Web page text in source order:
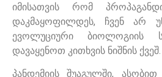
იმისათვის რომ
დაკმაყოფილდეს, ჩვენ არ
ევოლუციური ბიოლოგიის
დავაყენოთ კითხვის ნიშნის ქვეშ.
პანდემიის შუაგულში,